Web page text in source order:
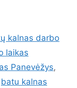
kalnas darbo
laikas
Panevėžys,
batu kalnas